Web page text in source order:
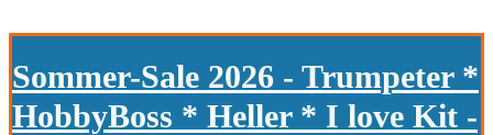
Sommer-Sale 2026 - Trumpeter *
HobbyBoss * Heller * I love Kit -